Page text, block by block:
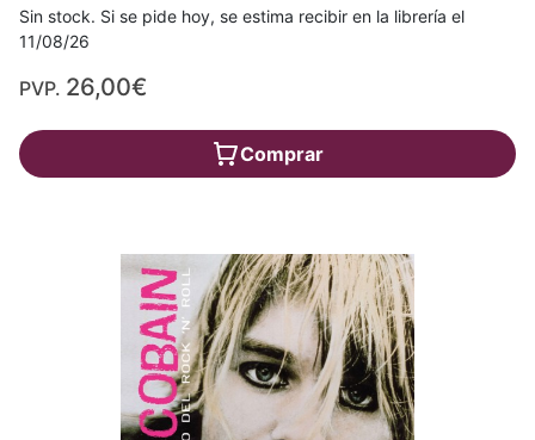
Sin stock. Si se pide hoy, se estima recibir en la librería el
11/08/26
PVP. 26,00€
Comprar